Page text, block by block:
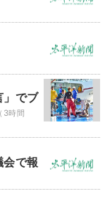
でブ
（3時間
で報